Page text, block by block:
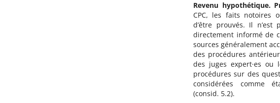
Revenu hypothétique.
CPC, les faits notoires
d’être prouvés. Il
directement informé de
sources généralement
des procédures
des juges expert·es ou
procédures sur des
considérées comme
(consid. 5.2).